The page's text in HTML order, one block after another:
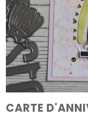
CARTE